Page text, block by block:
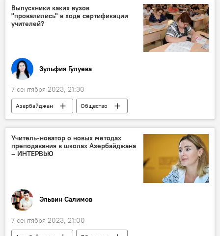
МИД РФ
Игорь Ховаев
Выпускники каких вузов
"провалились" в ходе сертификации
учителей?
Зульфия Гулуева
7 сентября 2023, 21:30
Азербайджан
Общество
Образование
Министерство науки и образования АР
Сертификация
Педагоги
мнение
Учитель-новатор о новых методах
преподавания в школах Азербайджана
– ИНТЕРВЬЮ
Эльвин Салимов
7 сентября 2023, 21:00